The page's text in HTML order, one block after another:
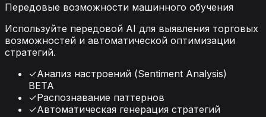
Передовые возможности машинного обучения
Используйте передовой AI для выявления торговых
возможностей и автоматической оптимизации
стратегий.
✓Анализ настроений (Sentiment Analysis)
BETA
✓Распознавание паттернов
✓Автоматическая генерация стратегий